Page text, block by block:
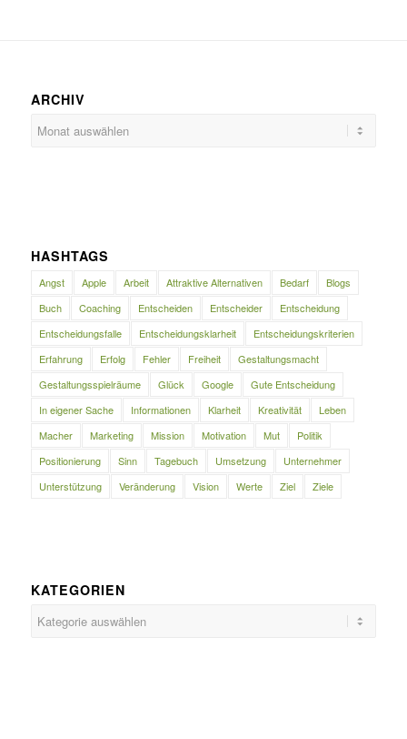
ARCHIV
HASHTAGS
Angst Apple Arbeit Attraktive Alternativen Bedarf
Blogs
Buch
Coaching Entscheiden Entscheider
Entscheidung
Entscheidungsfalle
Entscheidungsklarheit
Entscheidungskriterien
Erfahrung
Erfolg Fehler Freiheit
Gestaltungsmacht
Gestaltungsspielräume
Glück Google
Gute Entscheidung
In eigener Sache
Informationen Klarheit Kreativität
Leben
Macher
Marketing Mission Motivation Mut
Politik
Positionierung
Sinn Tagebuch Umsetzung
Unternehmer
Unterstützung
Veränderung Vision Werte Ziel Ziele
KATEGORIEN
Kategorien